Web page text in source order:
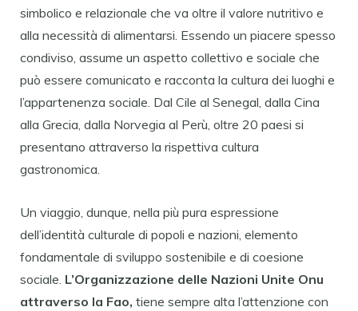
simbolico e relazionale che va oltre il valore nutritivo e
alla necessità di alimentarsi. Essendo un piacere spesso
condiviso, assume un aspetto collettivo e sociale che
può essere comunicato e racconta la cultura dei luoghi e
l’appartenenza sociale. Dal Cile al Senegal, dalla Cina
alla Grecia, dalla Norvegia al Perù, oltre 20 paesi si
presentano attraverso la rispettiva cultura
gastronomica.
Un viaggio, dunque, nella più pura espressione
dell’identità culturale di popoli e nazioni, elemento
fondamentale di sviluppo sostenibile e di coesione
sociale. L’Organizzazione delle Nazioni Unite Onu
attraverso la Fao, tiene sempre alta l’attenzione con